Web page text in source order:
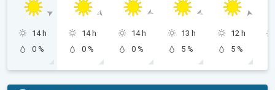
14 h
0 %
14 h
0 %
14 h
0 %
13 h
5 %
12 h
5 %